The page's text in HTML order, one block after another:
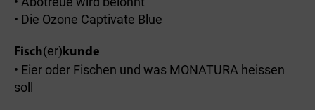
• Die Ozone Captivate Blue
Fisch(er)kunde
• Eier oder Fischen und was MONATURA heissen
soll